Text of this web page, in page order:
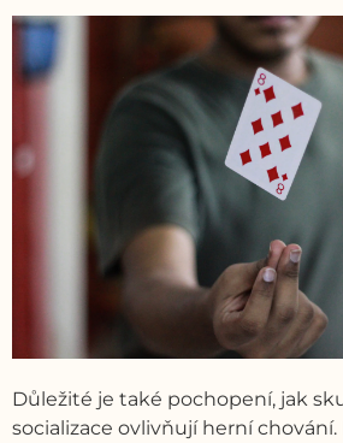
Důležité je také pochopení, jak
socializace ovlivňují herní chování.